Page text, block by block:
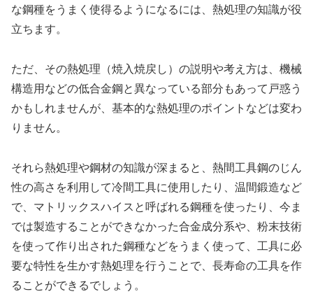
な鋼種をうまく使得るようになるには、熱処理の知識が役
立ちます。
ただ、その熱処理（焼入焼戻し）の説明や考え方は、機械
構造用などの低合金鋼と異なっている部分もあって戸惑う
かもしれませんが、基本的な熱処理のポイントなどは変わ
りません。
それら熱処理や鋼材の知識が深まると、熱間工具鋼のじん
性の高さを利用して冷間工具に使用したり、温間鍛造など
で、マトリックスハイスと呼ばれる鋼種を使ったり、今ま
では製造することができなかった合金成分系や、粉末技術
を使って作り出された鋼種などをうまく使って、工具に必
要な特性を生かす熱処理を行うことで、長寿命の工具を作
ることができるでしょう。